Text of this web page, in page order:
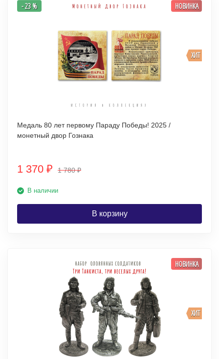
ХИТ
- 23 % НОВИНКА
Медаль 80 лет первому Параду Победы! 2025 /
монетный двор Гознака
1 370 ₽ 1 780₽
В наличии
В корзину
ХИТ
НОВИНКА